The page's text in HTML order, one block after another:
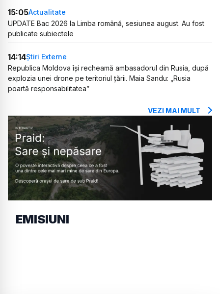
15:05Actualitate
UPDATE Bac 2026 la Limba română, sesiunea august. Au fost
publicate subiectele
14:14Știri Externe
Republica Moldova își recheamă ambasadorul din Rusia, după
explozia unei drone pe teritoriul țării. Maia Sandu: „Rusia
poartă responsabilitatea”
VEZI MAI MULT
EMISIUNI